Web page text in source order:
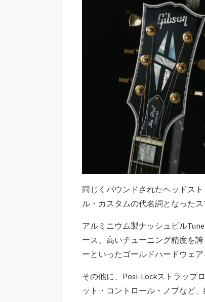
同じくバウンドされたヘッドス
ル・カスタムの代名詞となった
アルミニウム製ナッシュビル
ース、高いチューニング精度を
ーといったゴールドハードウェア
その他に、Posi-Lockストラップ
ット・コントロール・ノブなど